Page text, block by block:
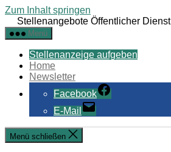
Zum Inhalt springen
Stellenangebote Öffentlicher Dienst
Menü
Stellenanzeige aufgeben
Home
Newsletter
Facebook
E-Mail
Menü schließen